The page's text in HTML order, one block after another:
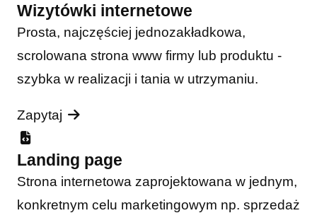
Wizytówki internetowe
Prosta, najczęściej jednozakładkowa,
scrolowana strona www firmy lub produktu -
szybka w realizacji i tania w utrzymaniu.
Zapytaj
Landing page
Strona internetowa zaprojektowana w jednym,
konkretnym celu marketingowym np. sprzedaż